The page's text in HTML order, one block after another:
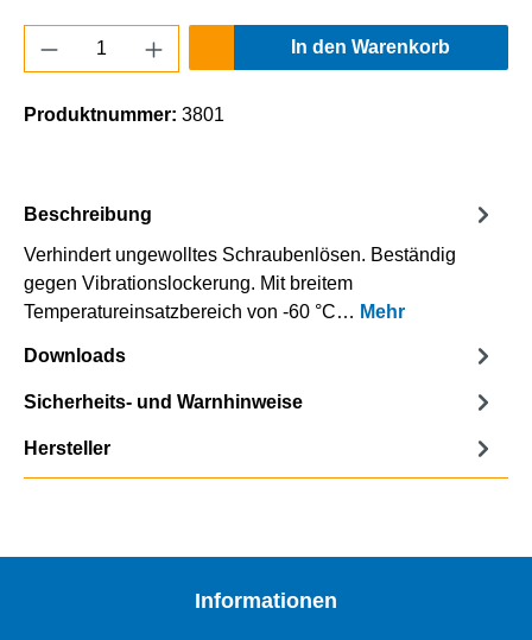
Produkt Anzahl: Gib den gewünschten
In den Warenkorb
Produktnummer: 3801
Beschreibung
Verhindert ungewolltes Schraubenlösen. Beständig
gegen Vibrationslockerung. Mit breitem
Temperatureinsatzbereich von -60 °C… Mehr
Downloads
Sicherheits- und Warnhinweise
Hersteller
Informationen